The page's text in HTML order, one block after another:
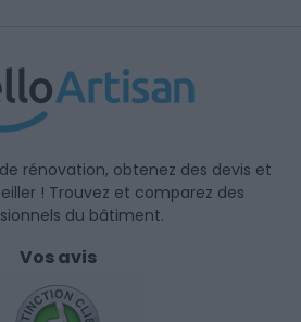
rénovation, obtenez des devis et
! Trouvez et comparez des
du bâtiment.
Vos avis